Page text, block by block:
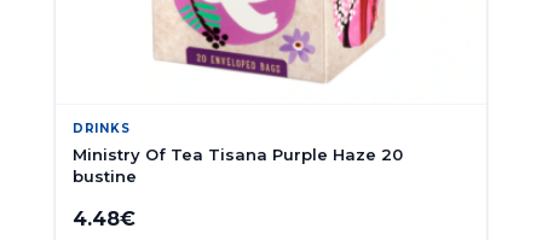
DRINKS
Ministry Of Tea Tisana Purple Haze 20
bustine
4.48€